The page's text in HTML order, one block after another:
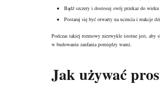
Bądź szczery i dostosuj swój przekaz do wieku
Postaraj się być otwarty na uczucia i reakcje
Podczas takiej rozmowy niezwykle istotne jest, aby
w budowaniu zaufania pomiędzy wami.
Jak używać